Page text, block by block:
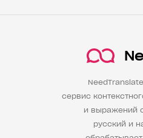
сервис
и выражений
русский и